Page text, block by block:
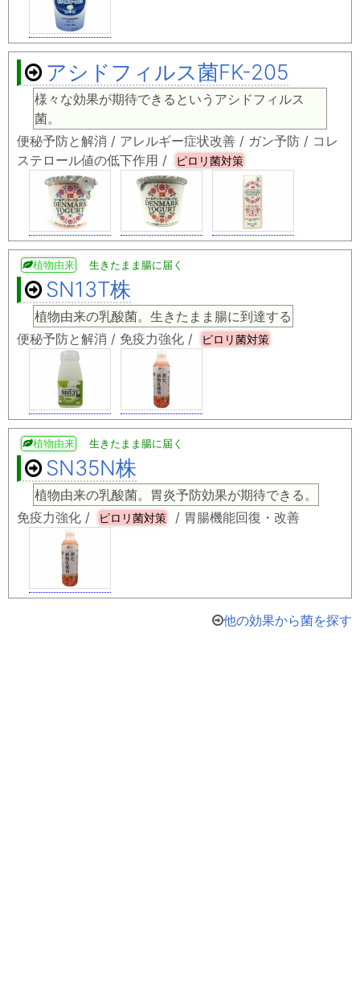
アシドフィルス菌FK-205
様々な効果が期待できるというアシドフィルス
菌。
便秘予防と解消 / アレルギー症状改善 / ガン予防 / コレ
ステロール値の低下作用 /
ピロリ菌対策
植物由来 生きたまま腸に届く
SN13T株
植物由来の乳酸菌。生きたまま腸に到達する
便秘予防と解消 / 免疫力強化 /
ピロリ菌対策
植物由来 生きたまま腸に届く
SN35N株
植物由来の乳酸菌。胃炎予防効果が期待できる。
免疫力強化 /
ピロリ菌対策 / 胃腸機能回復・改善
他の効果から菌を探す